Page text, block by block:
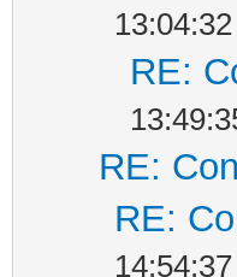
13:04:32
RE:
RE:
RE:
14:54:37